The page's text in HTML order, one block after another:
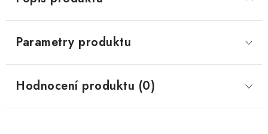
Parametry produktu
Hodnocení produktu (0)